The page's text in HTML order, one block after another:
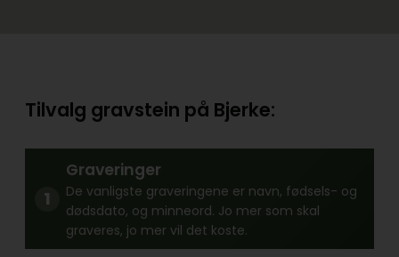
Tilvalg gravstein på Bjerke:
Graveringer
De vanligste graveringene er navn, fødsels- og
dødsdato, og minneord. Jo mer som skal
graveres, jo mer vil det koste.